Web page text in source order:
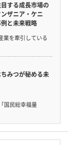
する成長市場の
ザニア・ケニ
と未来戦略
業を牽引している
みつが秘める未
国民総幸福量